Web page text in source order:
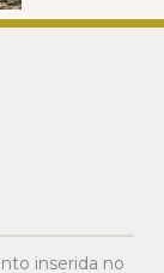
inserida no